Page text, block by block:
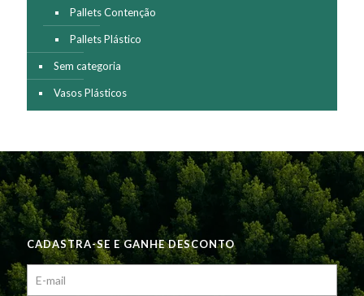
Pallets Contenção
Pallets Plástico
Sem categoria
Vasos Plásticos
CADASTRA-SE E GANHE DESCONTO